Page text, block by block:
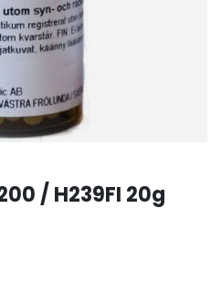
/ H239FI 20g